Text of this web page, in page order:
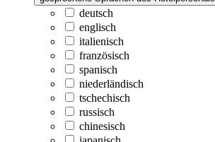
deutsch
englisch
italienisch
französisch
spanisch
niederländisch
tschechisch
russisch
chinesisch